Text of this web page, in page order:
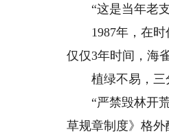
“这是当年老支
1987年，在时任
仅仅3年时间，海
植绿不易，三
“严禁毁林开荒
草规章制度》格外